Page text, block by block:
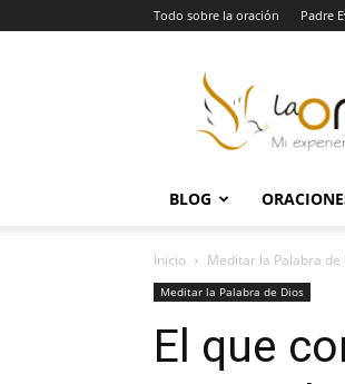
Todo sobre la oración Padre
BLOG
Inicio Meditar la Palabra de
Meditar la Palabra de Dios
El que